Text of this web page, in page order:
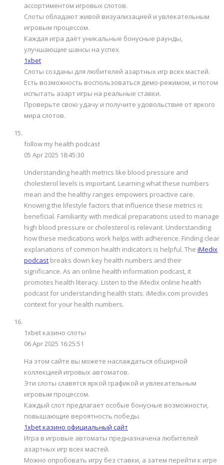
ассортиментом игровых слотов.
Слоты обладают живой визуализацией и увлекательным
игровым процессом.
Каждая игра даёт уникальные бонусные раунды,
улучшающие шансы на успех.
1xbet
Слоты созданы для любителей азартных игр всех мастей.
Есть возможность воспользоваться демо-режимом, и потом
испытать азарт игры на реальные ставки.
Проверьте свою удачу и получите удовольствие от яркого
мира слотов.
follow my health podcast
05 Apr 2025 18:45:30
Understanding health metrics like blood pressure and
cholesterol levels is important. Learning what these numbers
mean and the healthy ranges empowers proactive care.
Knowing the lifestyle factors that influence these metrics is
beneficial. Familiarity with medical preparations used to manage
high blood pressure or cholesterol is relevant. Understanding
how these medications work helps with adherence. Finding clear
explanations of common health indicators is helpful. The iMedix
podcast breaks down key health numbers and their
significance. As an online health information podcast, it
promotes health literacy. Listen to the iMedix online health
podcast for understanding health stats. iMedix.com provides
context for your health numbers.
1xbet казино слоты
06 Apr 2025 16:25:51
На этом сайте вы можете наслаждаться обширной
коллекцией игровых автоматов.
Эти слоты славятся яркой графикой и увлекательным
игровым процессом.
Каждый слот предлагает особые бонусные возможности,
повышающие вероятность победы.
1xbet казино официальный сайт
Игра в игровые автоматы предназначена любителей
азартных игр всех мастей.
Можно опробовать игру без ставки, а затем перейти к игре